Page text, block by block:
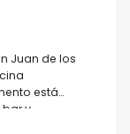
Juan de los
está
y
cercana